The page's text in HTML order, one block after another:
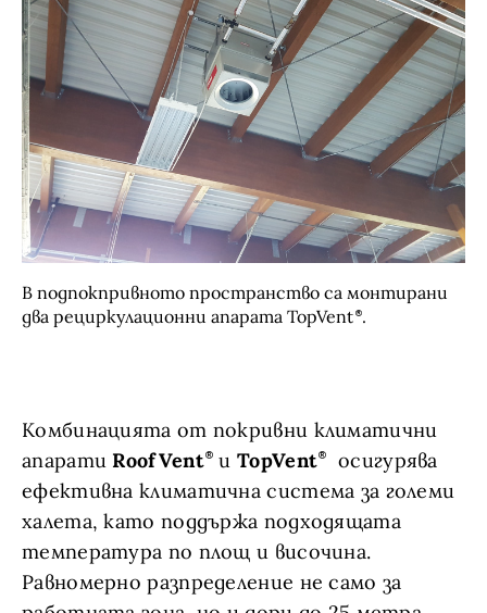
В подпокпривното пространство са монтирани
два рециркулационни апарата TopVent .
Комбинацията от покривни климатични
апарати RoofVent иTopVent
осигурява
ефективна климатична система за големи
халета, като поддържа подходящата
температура по площ и височина.
Равномерно разпределение не само за